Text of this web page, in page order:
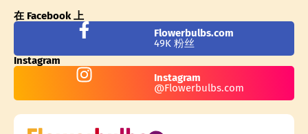
在 Facebook 上
Flowerbulbs.com
49K 粉丝
Instagram
Instagram
@Flowerbulbs.com